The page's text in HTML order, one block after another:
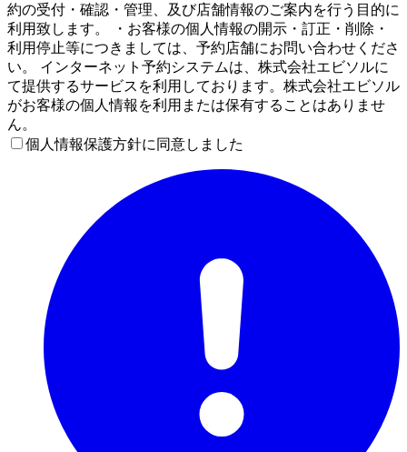
約の受付・確認・管理、及び店舗情報のご案内を行う目的に
利用致します。 ・お客様の個人情報の開示・訂正・削除・
利用停止等につきましては、予約店舗にお問い合わせくださ
い。 インターネット予約システムは、株式会社エビソルに
て提供するサービスを利用しております。株式会社エビソル
がお客様の個人情報を利用または保有することはありませ
ん。
個人情報保護方針に同意しました